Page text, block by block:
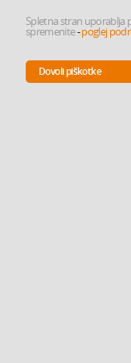
Spletna stran uporablja
spremenite-poglej
Dovoli piškotke